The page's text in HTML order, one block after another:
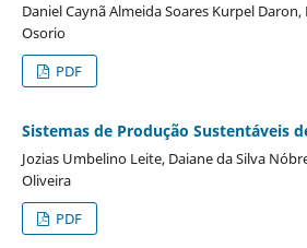
Daniel Caynã Almeida Soares Kurpel
Osorio
PDF
Sistemas de Produção Sustentáveis
Jozias Umbelino Leite, Daiane da Silva
Oliveira
PDF